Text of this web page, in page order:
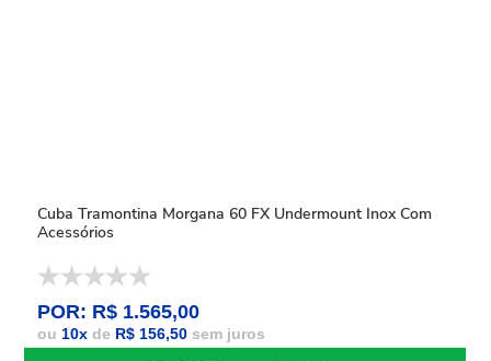
Cuba Tramontina Morgana 60 FX Undermount Inox Com
Acessórios
POR: R$ 1.565,00
ou 10x de R$ 156,50 sem juros